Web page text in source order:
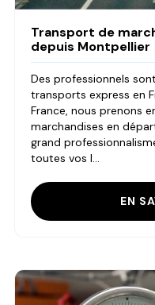
Transport de
depuis Montpellier
Des professionnels
transports express en
France, nous prenons
marchandises en
grand
toutes vos l...
EN